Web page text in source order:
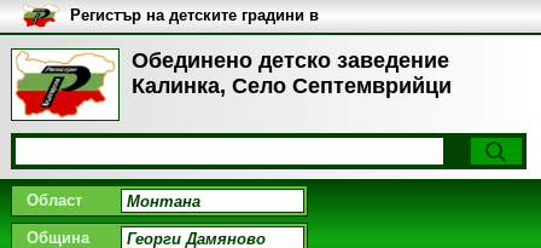
Обединено детско заведение
Калинка, Село Септемврийци
Регистър на детските градини в
България
Област
Община